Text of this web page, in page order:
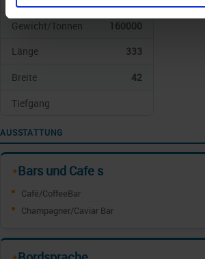
Gewicht/Tonnen
160000
Länge
333
Breite
42
Tiefgang
AUSSTATTUNG
✦Bars und Cafe s
Café/CoffeeBar
Champagner/Caviar Bar